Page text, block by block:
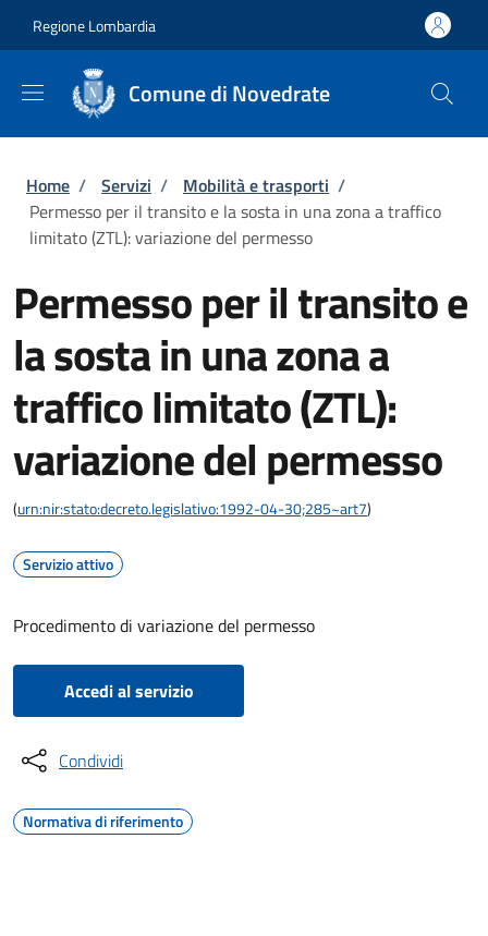
Regione Lombardia
Comune di Novedrate
Briciole di pane
Home / Servizi / Mobilità e trasporti /
Permesso per il transito e la sosta in una zona a traffico
limitato (ZTL): variazione del permesso
Permesso per il transito e
la sosta in una zona a
traffico limitato (ZTL):
variazione del permesso
(urn:nir:stato:decreto.legislativo:1992-04-30;285~art7)
Servizio attivo
Procedimento di variazione del permesso
Accedi al servizio
Condividi
Normativa di riferimento